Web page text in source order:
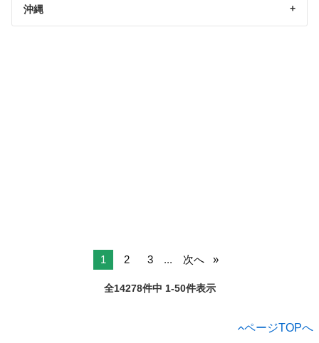
沖縄
1 2 3 ... 次へ
全14278件中 1-50件表示
ページTOPへ